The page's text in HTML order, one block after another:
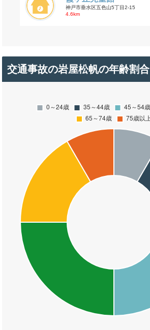
神戸市垂水区五色山5丁目2-15
4.6km
交通事故の岩屋松帆の年齢割合